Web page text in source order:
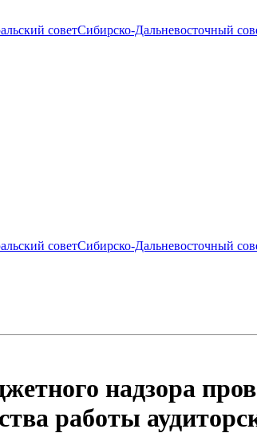
советСибирско-Дальневосточный
советСибирско-Дальневосточный
надзора
работы